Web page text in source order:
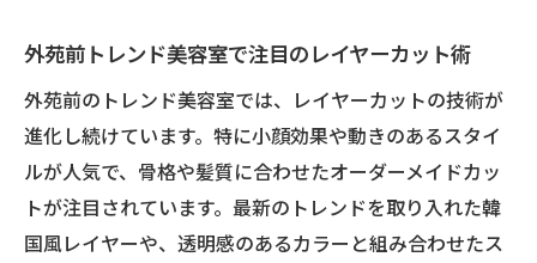
外苑前トレンド美容室で注目のレイヤーカット術
外苑前のトレンド美容室では、レイヤーカットの技術が
進化し続けています。特に小顔効果や動きのあるスタイ
ルが人気で、骨格や髪質に合わせたオーダーメイドカッ
トが注目されています。最新のトレンドを取り入れた韓
国風レイヤーや、透明感のあるカラーと組み合わせたス